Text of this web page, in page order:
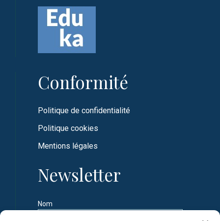
Conformité
Politique de confidentialité
Politique cookies
Mentions légales
Newsletter
Nom